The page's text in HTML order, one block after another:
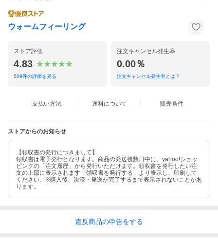
ウォームフィーリング
ストア評価
4.83
509件の評価を見る
注文キャンセル発生率
0.00％
注文キャンセル発生率とは？
支払い方法 送料について 販売条件
ストアからのお知らせ
【領収書の発行につきまして】
領収書は電子発行となります。商品の発送後数日中に、yahoo!ショッ
ピングの「注文履歴」から発行いただけます。領収書を発行したい注
文の上部に表示されます「領収書を発行する」より表示し、印刷して
ください。※購入後、決済・発送が完了するまで表示されないことがあ
ります。
違反商品の申告をする